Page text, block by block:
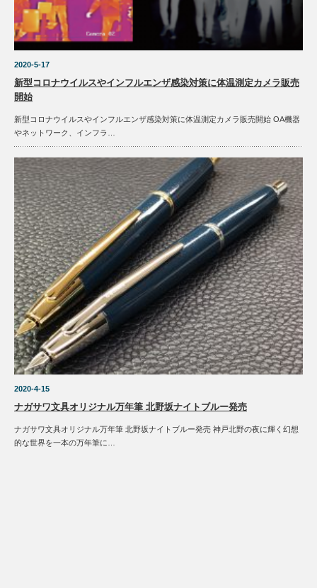
2020-5-17
新型コロナウイルスやインフルエンザ感染対策に体温測定カメラ販売
開始
新型コロナウイルスやインフルエンザ感染対策に体温測定カメラ販売開始 OA機器
やネットワーク、インフラ…
2020-4-15
ナガサワ文具オリジナル万年筆 北野坂ナイトブルー発売
ナガサワ文具オリジナル万年筆 北野坂ナイトブルー発売 神戸北野の夜に輝く幻想
的な世界を一本の万年筆に…